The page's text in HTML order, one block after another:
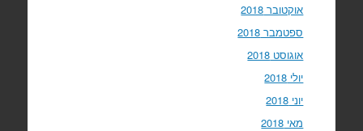
אוקטובר 2018
ספטמבר 2018
אוגוסט 2018
יולי 2018
יוני 2018
מאי 2018